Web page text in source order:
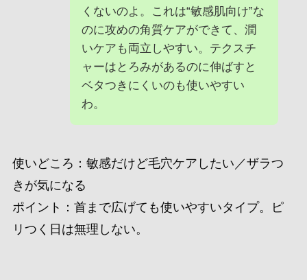
くないのよ。これは“敏感肌向け”な
のに攻めの角質ケアができて、潤
いケアも両立しやすい。テクスチ
ャーはとろみがあるのに伸ばすと
ベタつきにくいのも使いやすい
わ。
使いどころ：敏感だけど毛穴ケアしたい／ザラつ
きが気になる
ポイント：首まで広げても使いやすいタイプ。ピ
リつく日は無理しない。